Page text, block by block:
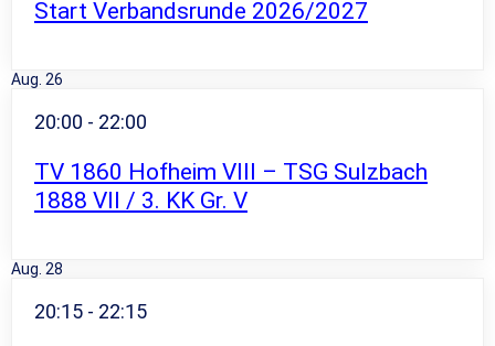
Start Verbandsrunde 2026/2027
Aug. 26
20:00 - 22:00
TV 1860 Hofheim VIII – TSG Sulzbach
1888 VII / 3. KK Gr. V
Aug. 28
20:15 - 22:15